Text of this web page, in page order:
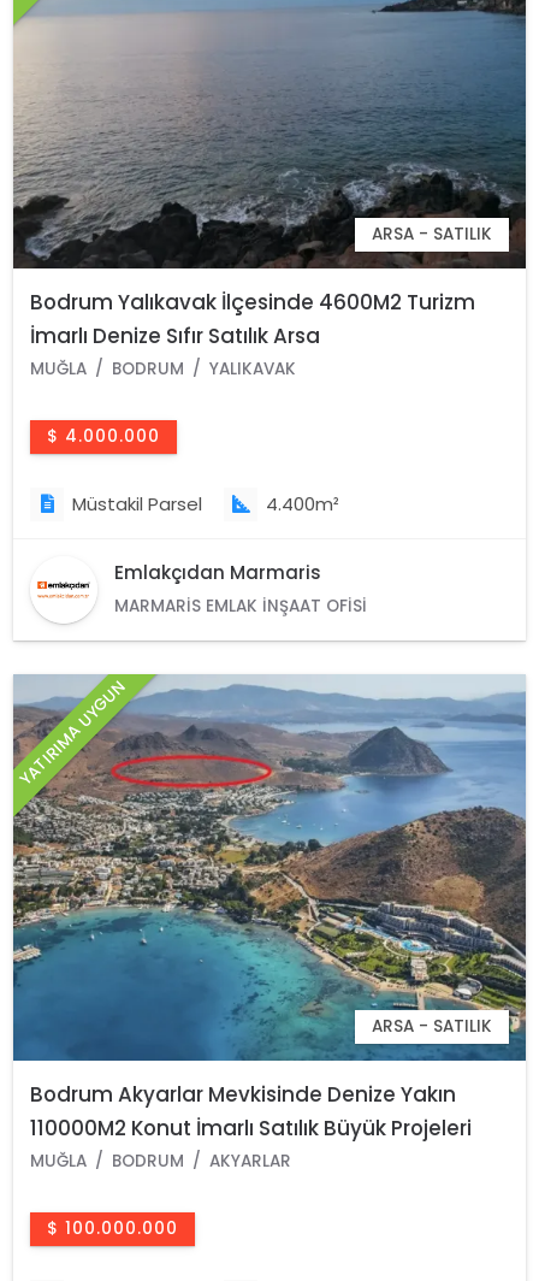
ARSA - SATILIK
Bodrum Yalıkavak İlçesinde 4600M2 Turizm
İmarlı Denize Sıfır Satılık Arsa
MUĞLA BODRUM YALIKAVAK
$ 4.000.000
Müstakil Parsel 4.400m²
Emlakçıdan Marmaris
MARMARIS EMLAK İNŞAAT OFISI
YATIRIMA UYGUN
ARSA - SATILIK
Bodrum Akyarlar Mevkisinde Denize Yakın
110000M2 Konut İmarlı Satılık Büyük Projeleri
Uygun Arsa
MUĞLA BODRUM AKYARLAR
$ 100.000.000